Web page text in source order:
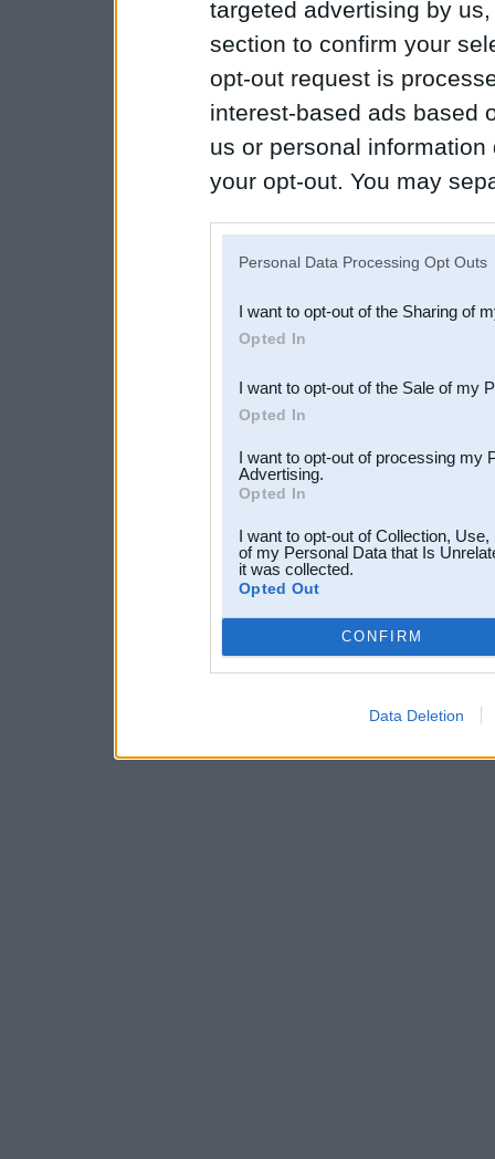
targeted advertising by
section to confirm your
opt-out request is
interest-based ads based
us or personal
your opt-out. You may
Downstream Participants
third parties.
Personal Data Processing Opt Outs
I want to opt-out of the Sharing of
Opted In
I want to opt-out of the Sale of my
Opted In
I want to opt-out of processing my
Advertising.
Opted In
I want to opt-out of Collection,
of my Personal Data that Is
it was collected.
Opted Out
CONFIRM
Data Deletion